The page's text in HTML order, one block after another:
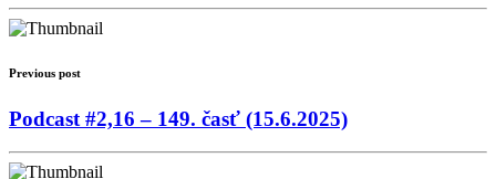
Previous post
Podcast #2,16 – 149. časť (15.6.2025)